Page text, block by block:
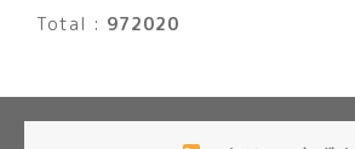
Total : 972020